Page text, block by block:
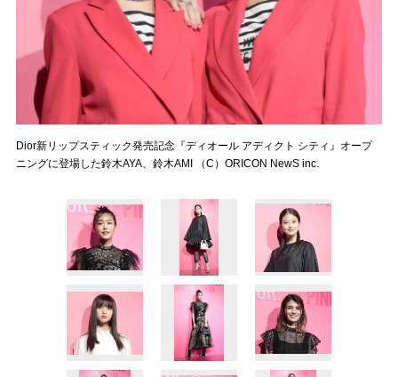
Dior新リップスティック発売記念『ディオール アディクト シティ』オープ
ニングに登場した鈴木AYA、鈴木AMI （C）ORICON NewS inc.